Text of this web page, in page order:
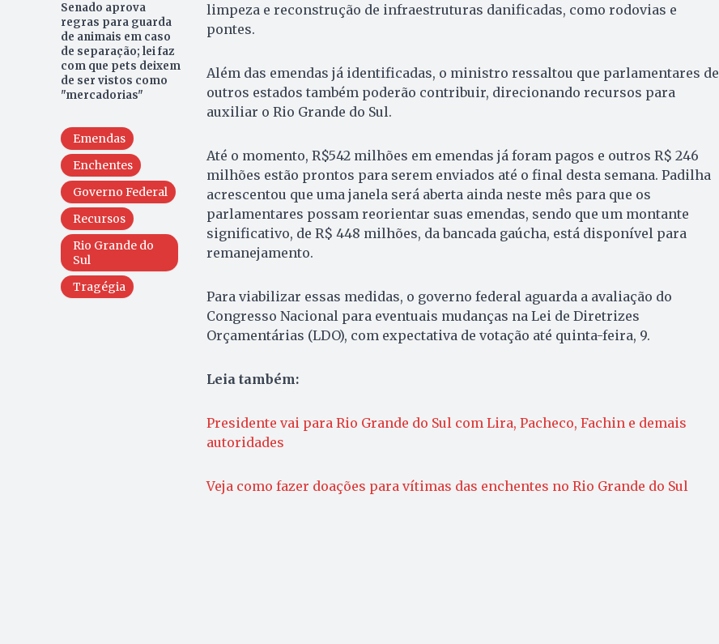
Senado aprova
regras para guarda
de animais em caso
de separação; lei faz
com que pets deixem
de ser vistos como
"mercadorias"
Emendas
Enchentes
Governo Federal
Recursos
Rio Grande do
Sul
Tragégia
limpeza e reconstrução de infraestruturas danificadas, como rodovias e
pontes.
Além das emendas já identificadas, o ministro ressaltou que parlamentares de
outros estados também poderão contribuir, direcionando recursos para
auxiliar o Rio Grande do Sul.
Até o momento, R$542 milhões em emendas já foram pagos e outros R$ 246
milhões estão prontos para serem enviados até o final desta semana. Padilha
acrescentou que uma janela será aberta ainda neste mês para que os
parlamentares possam reorientar suas emendas, sendo que um montante
significativo, de R$ 448 milhões, da bancada gaúcha, está disponível para
remanejamento.
Para viabilizar essas medidas, o governo federal aguarda a avaliação do
Congresso Nacional para eventuais mudanças na Lei de Diretrizes
Orçamentárias (LDO), com expectativa de votação até quinta-feira, 9.
Leia também:
Presidente vai para Rio Grande do Sul com Lira, Pacheco, Fachin e demais
autoridades
Veja como fazer doações para vítimas das enchentes no Rio Grande do Sul